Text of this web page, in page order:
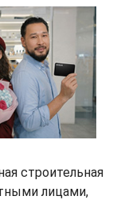
строительная
лицами,